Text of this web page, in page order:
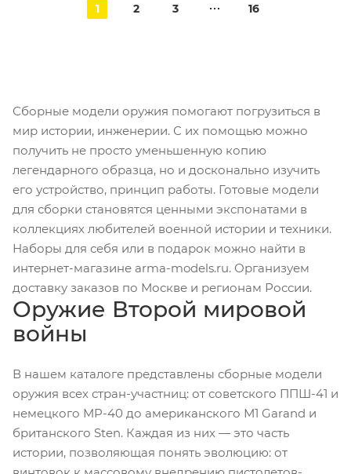
1 2 3 16
Сборные модели оружия помогают погрузиться в
мир истории, инженерии. С их помощью можно
получить не просто уменьшенную копию
легендарного образца, но и досконально изучить
его устройство, принцип работы. Готовые модели
для сборки становятся ценными экспонатами в
коллекциях любителей военной истории и техники.
Наборы для себя или в подарок можно найти в
интернет-магазине arma-models.ru. Организуем
доставку заказов по Москве и регионам России.
Оружие Второй мировой
войны
В нашем каталоге представлены сборные модели
оружия всех стран-участниц: от советского ППШ-41 и
немецкого MP-40 до американского М1 Garand и
британского Sten. Каждая из них — это часть
истории, позволяющая понять эволюцию: от